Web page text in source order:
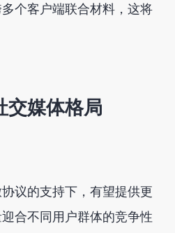
个客户端联合材料，这将
交媒体格局
议的支持下，有望提供更
合不同用户群体的竞争性